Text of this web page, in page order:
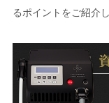
るポイントをご紹介し